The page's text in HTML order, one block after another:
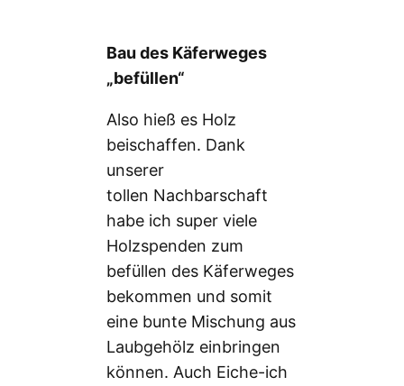
Bau des Käferweges
„befüllen“
Also hieß es Holz
beischaffen. Dank
unserer
tollen Nachbarschaft
habe ich super viele
Holzspenden zum
befüllen des Käferweges
bekommen und somit
eine bunte Mischung aus
Laubgehölz einbringen
können. Auch Eiche-ich